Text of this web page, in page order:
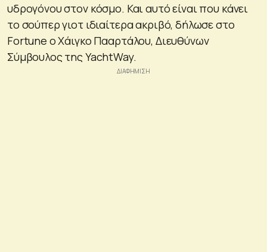
υδρογόνου στον κόσμο. Και αυτό είναι που κάνει
το σούπερ γιοτ ιδιαίτερα ακριβό, δήλωσε στο
Fortune ο Χάιγκο Πααρτάλου, Διευθύνων
Σύμβουλος της YachtWay.